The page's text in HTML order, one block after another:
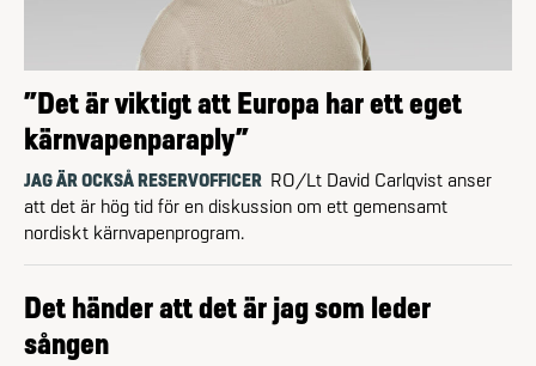
”Det är viktigt att Europa har ett eget
kärnvapenparaply”
JAG ÄR OCKSÅ RESERVOFFICER RO/Lt David Carlqvist anser
att det är hög tid för en diskussion om ett gemensamt
nordiskt kärnvapenprogram.
Det händer att det är jag som leder
sången